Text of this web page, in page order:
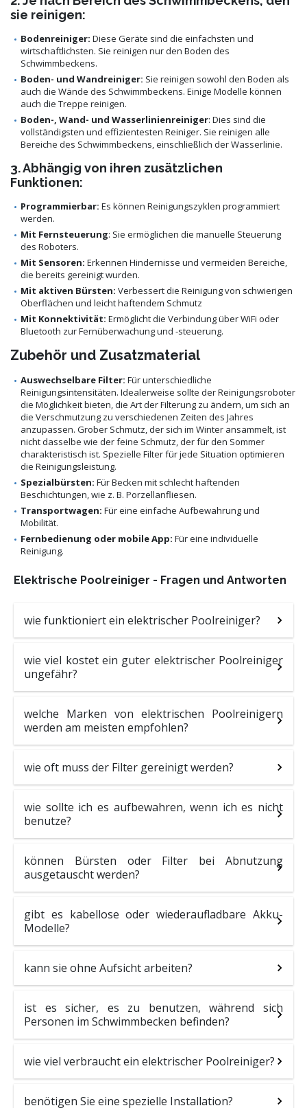
sie reinigen:
Bodenreiniger: Diese Geräte sind die einfachsten und
wirtschaftlichsten. Sie reinigen nur den Boden des
Schwimmbeckens.
Boden- und Wandreiniger: Sie reinigen sowohl den Boden als
auch die Wände des Schwimmbeckens. Einige Modelle können
auch die Treppe reinigen.
Boden-, Wand- und Wasserlinienreiniger: Dies sind die
vollständigsten und effizientesten Reiniger. Sie reinigen alle
Bereiche des Schwimmbeckens, einschließlich der Wasserlinie.
3. Abhängig von ihren zusätzlichen
Funktionen:
Programmierbar: Es können Reinigungszyklen programmiert
werden.
Mit Fernsteuerung: Sie ermöglichen die manuelle Steuerung
des Roboters.
Mit Sensoren: Erkennen Hindernisse und vermeiden Bereiche,
die bereits gereinigt wurden.
Mit aktiven Bürsten: Verbessert die Reinigung von schwierigen
Oberflächen und leicht haftendem Schmutz
Mit Konnektivität: Ermöglicht die Verbindung über WiFi oder
Bluetooth zur Fernüberwachung und -steuerung.
Zubehör und Zusatzmaterial
Auswechselbare Filter: Für unterschiedliche
Reinigungsintensitäten. Idealerweise sollte der Reinigungsroboter
die Möglichkeit bieten, die Art der Filterung zu ändern, um sich an
die Verschmutzung zu verschiedenen Zeiten des Jahres
anzupassen. Grober Schmutz, der sich im Winter ansammelt, ist
nicht dasselbe wie der feine Schmutz, der für den Sommer
charakteristisch ist. Spezielle Filter für jede Situation optimieren
die Reinigungsleistung.
Spezialbürsten: Für Becken mit schlecht haftenden
Beschichtungen, wie z. B. Porzellanfliesen.
Transportwagen: Für eine einfache Aufbewahrung und
Mobilität.
Fernbedienung oder mobile App: Für eine individuelle
Reinigung.
Elektrische Poolreiniger - Fragen und Antworten
wie funktioniert ein elektrischer Poolreiniger?
wie viel kostet ein guter elektrischer Poolreiniger
ungefähr?
welche Marken von elektrischen Poolreinigern
werden am meisten empfohlen?
wie oft muss der Filter gereinigt werden?
wie sollte ich es aufbewahren, wenn ich es nicht
benutze?
können Bürsten oder Filter bei Abnutzung
ausgetauscht werden?
gibt es kabellose oder wiederaufladbare Akku-
Modelle?
kann sie ohne Aufsicht arbeiten?
ist es sicher, es zu benutzen, während sich
Personen im Schwimmbecken befinden?
wie viel verbraucht ein elektrischer Poolreiniger?
benötigen Sie eine spezielle Installation?